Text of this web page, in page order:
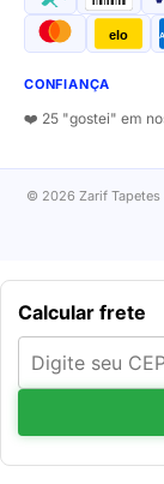
elo
CONFIANÇA
❤️ 25 "gostei" em
© 2026 Zarif Tapetes
Calcular frete